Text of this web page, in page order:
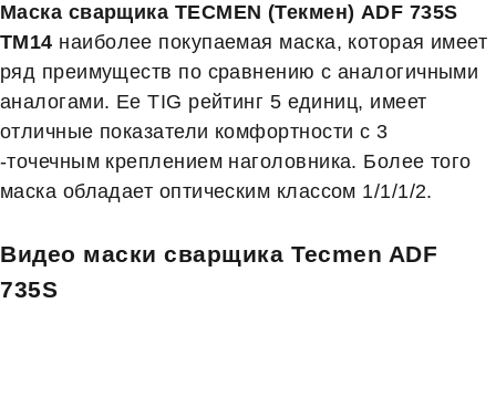
Маска сварщика TECMEN (Текмен) ADF 735S
TM14 наиболее покупаемая маска, которая имеет
ряд преимуществ по сравнению с аналогичными
аналогами. Ее TIG рейтинг 5 единиц, имеет
отличные показатели комфортности с 3
-точечным креплением наголовника. Более того
маска обладает оптическим классом 1/1/1/2.
Видео маски сварщика Tecmen ADF
735S